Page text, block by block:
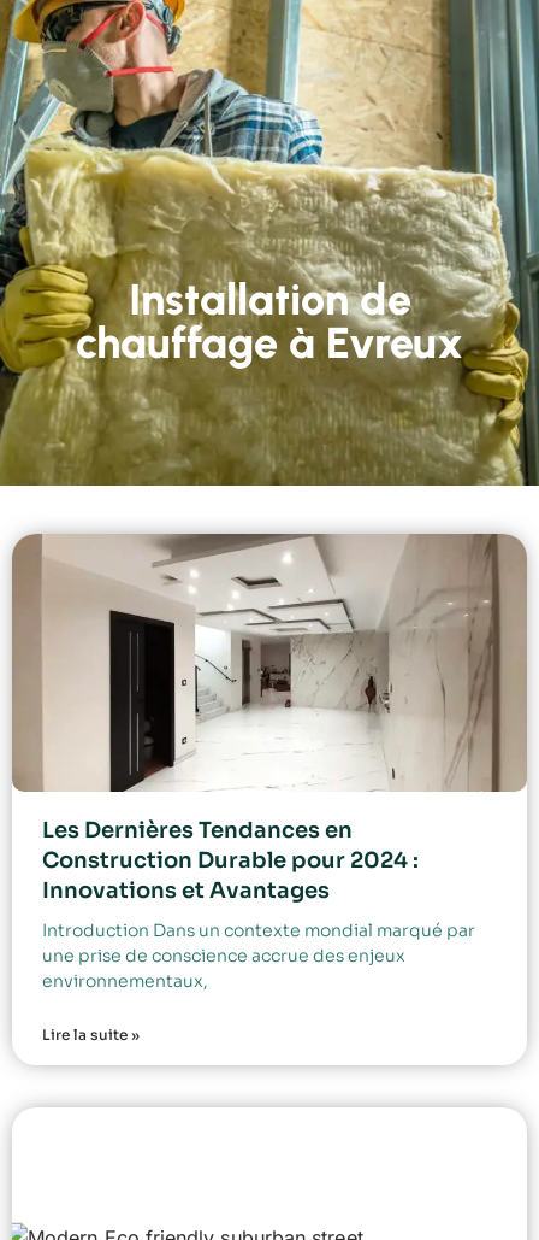
Installation de
chauffage à Evreux
Les Dernières Tendances en
Construction Durable pour 2024 :
Innovations et Avantages
Introduction Dans un contexte mondial marqué par
une prise de conscience accrue des enjeux
environnementaux,
Lire la suite »